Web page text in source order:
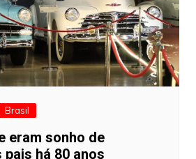
Brasil
eram sonho de
há 80 anos